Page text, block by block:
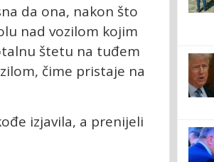
da ona, nakon što
nad vozilom kojim
štetu na tuđem
čime pristaje na
izjavila, a prenijeli